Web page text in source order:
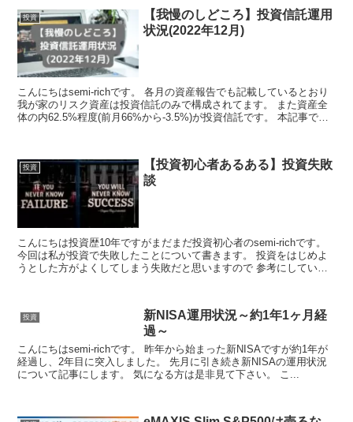
投資
【我慢のしどころ】投資信託運用
状況(2022年12月)
こんにちはsemi-richです。 各月の資産報告でも記載しているとおり
我が家のリスク資産は投資信託のみで構成されてます。 また資産全
体の内62.5%程度(前月66%から-3.5%)が投資信託です。 本記事では
投資
【投資初心者あるある】投資失敗
談
こんにちは投資歴10年ですがまだまだ投資初心者のsemi-richです。
今回は私が投資で失敗したことについて書きます。 投資をはじめよ
うとした方がよくしてしまう失敗だと思いますので 参考にしていた
投資
新NISA運用状況～約1年1ヶ月経
過～
こんにちはsemi-richです。 昨年から始まった新NISAですが約1年が
経過し、2年目に突入しました。 先月に引き続き新NISAの運用状況
について記事にします。 気になる方は是非見て下さい。 こ...